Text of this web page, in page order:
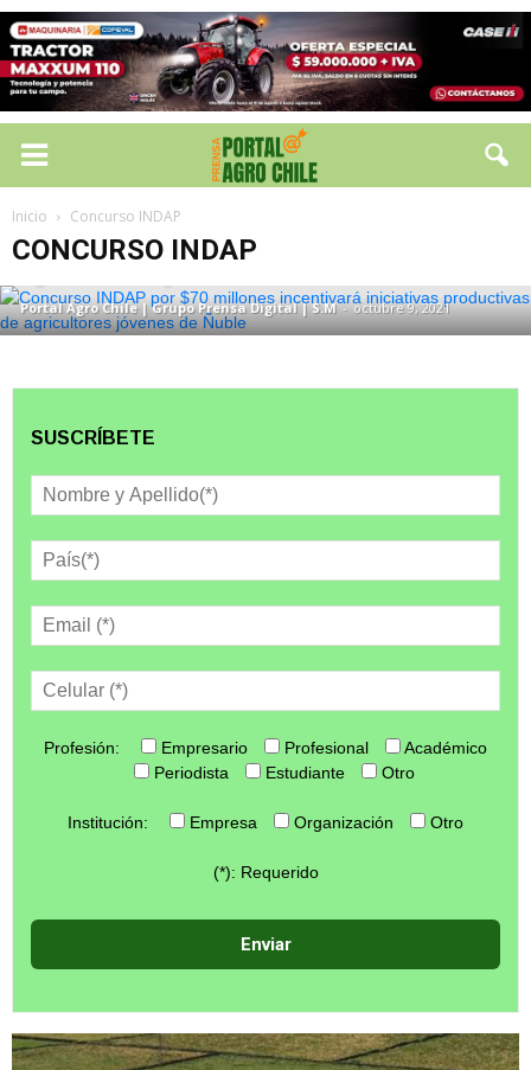
Inicio Concurso INDAP
CONCURSO INDAP
Concurso INDAP por $70 millones
incentivará iniciativas productivas de
Portal Agro Chile | Grupo Prensa Digital | S.M - octubre 9, 2021
SUSCRÍBETE
Profesión: Empresario Profesional
Académico
Periodista
Estudiante Otro
Institución: Empresa Organización Otro
(*): Requerido